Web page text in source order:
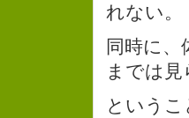
れない。
同時に、
までは見
という